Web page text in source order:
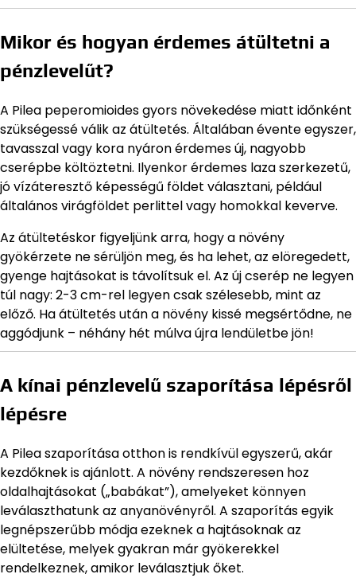
Mikor és hogyan érdemes átültetni a
pénzlevelűt?
A Pilea peperomioides gyors növekedése miatt időnként
szükségessé válik az átültetés. Általában évente egyszer,
tavasszal vagy kora nyáron érdemes új, nagyobb
cserépbe költöztetni. Ilyenkor érdemes laza szerkezetű,
jó vízáteresztő képességű földet választani, például
általános virágföldet perlittel vagy homokkal keverve.
Az átültetéskor figyeljünk arra, hogy a növény
gyökérzete ne sérüljön meg, és ha lehet, az elöregedett,
gyenge hajtásokat is távolítsuk el. Az új cserép ne legyen
túl nagy: 2-3 cm-rel legyen csak szélesebb, mint az
előző. Ha átültetés után a növény kissé megsértődne, ne
aggódjunk – néhány hét múlva újra lendületbe jön!
A kínai pénzlevelű szaporítása lépésről
lépésre
A Pilea szaporítása otthon is rendkívül egyszerű, akár
kezdőknek is ajánlott. A növény rendszeresen hoz
oldalhajtásokat („babákat”), amelyeket könnyen
leválaszthatunk az anyanövényről. A szaporítás egyik
legnépszerűbb módja ezeknek a hajtásoknak az
elültetése, melyek gyakran már gyökerekkel
rendelkeznek, amikor leválasztjuk őket.